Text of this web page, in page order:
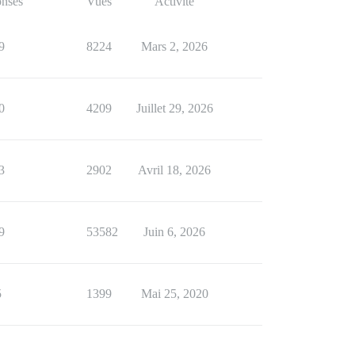
8224 Mars 2, 2026
4209 Juillet 29, 2026
2902 Avril 18, 2026
53582 Juin 6, 2026
1399 Mai 25, 2020